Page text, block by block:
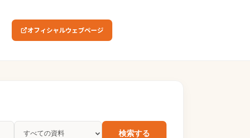
オフィシャルウェブページ
検索する